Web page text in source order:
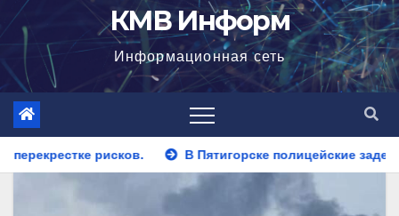
КМВ Информ
Информационная сеть
Пятигорске полицейские задержали закладчика,